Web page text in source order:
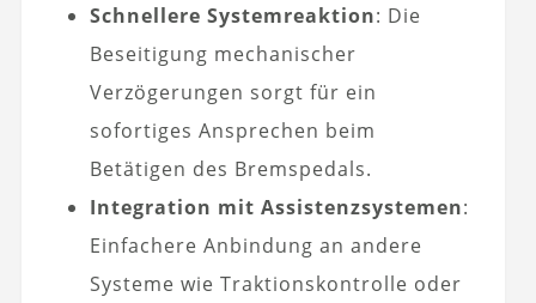
Schnellere Systemreaktion: Die
Beseitigung mechanischer
Verzögerungen sorgt für ein
sofortiges Ansprechen beim
Betätigen des Bremspedals.
Integration mit Assistenzsystemen:
Einfachere Anbindung an andere
Systeme wie Traktionskontrolle oder